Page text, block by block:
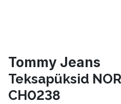
Tommy Jeans
Teksapüksid
CH0238